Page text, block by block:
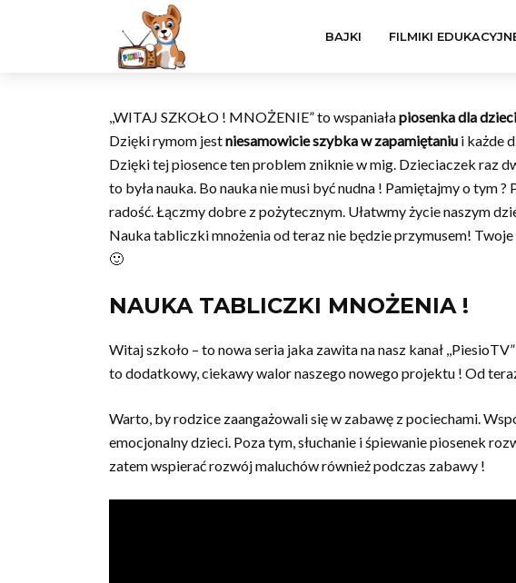
BAJKI FILMIKI
,,WITAJ SZKOŁO ! MNOŻENIE” to wspaniałapiosenka dla
Dzięki rymom jestniesamowicie szybka w zapamiętaniu i każde
Dzięki tej piosence ten problem zniknie w mig. Dzieciaczek raz
to była nauka. Bo nauka nie musi być nudna ! Pamiętajmy o tym
radość. Łączmy dobre z pożytecznym. Ułatwmy życie naszym
Nauka tabliczki mnożenia od teraz nie będzie przymusem!
🙂
NAUKA TABLICZKI MNOŻENIA !
Witaj szkoło – to nowa seria jaka zawita na nasz kanał
to dodatkowy, ciekawy walor naszego nowego projektu ! Od
Warto, by rodzice zaangażowali się w zabawę z pociechami.
emocjonalny dzieci. Poza tym, słuchanie i śpiewanie piosenek
zatem wspierać rozwój maluchów również podczas zabawy !